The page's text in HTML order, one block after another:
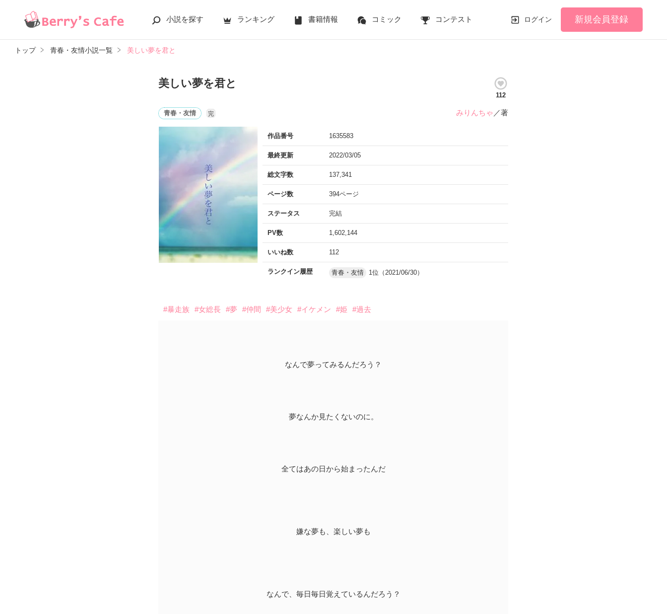
小説を探す ランキング 書籍情報 コミック コンテスト ログイン 新規会員登録
トップ 青春・友情小説一覧 美しい夢を君と
美しい夢を君と
112
青春・友情 完 みりんちゃ ／著
作品番号 1635583
最終更新 2022/03/05
総文字数 137,341
ページ数 394ページ
ステータス 完結
PV数 1,602,144
いいね数 112
ランクイン履歴 青春・友情 1位（2021/06/30）
#暴走族 #女総長 #夢 #仲間 #美少女 #イケメン #姫 #過去
なんで夢ってみるんだろう？
夢なんか見たくないのに。
全てはあの日から始まったんだ
嫌な夢も、楽しい夢も
なんで、毎日毎日覚えているんだろう？